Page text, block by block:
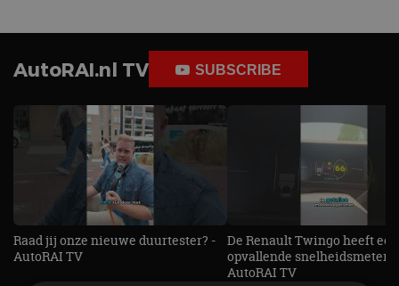
AutoRAI.nl TV SUBSCRIBE
Raad jij onze nieuwe duurtester? -
AutoRAI TV
De Renault Twingo heeft een
opvallende snelheidsmeter! -
AutoRAI TV